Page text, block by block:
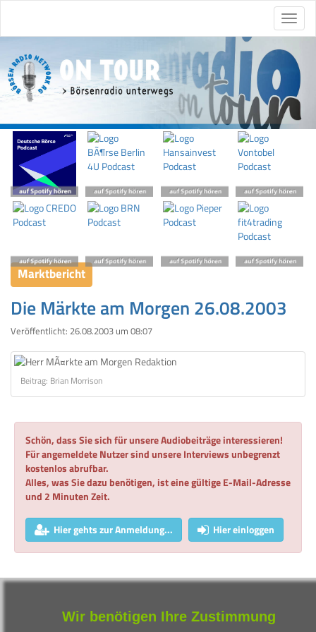
Marktbericht
Die Märkte am Morgen 26.08.2003
Veröffentlicht: 26.08.2003 um 08:07
Beitrag: Brian Morrison
Schön, dass Sie sich für unsere Audiobeiträge interessieren!
Für angemeldete Nutzer sind unsere Interviews unbegrenzt
kostenlos abrufbar.
Alles, was Sie dazu benötigen, ist eine gültige E-Mail-Adresse
und 2 Minuten Zeit.
Hier gehts zur Anmeldung... Hier einloggen
Wenige Nachrichten von der Unternehmensseite ließen den Handel
Versicherungen drückten derweil auf den DAX.
Wir benötigen Ihre Zustimmung